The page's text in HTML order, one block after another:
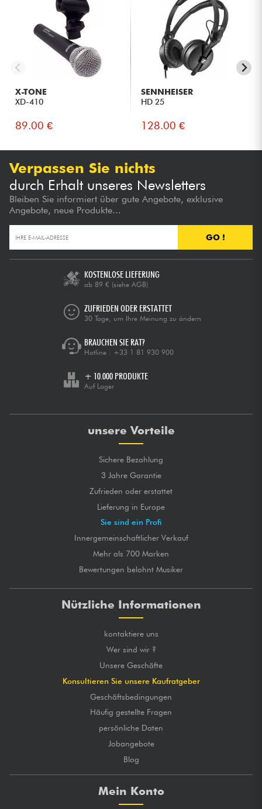
X-TONE
XD-410
89.00 €
SENNHEISER
HD 25
128.00 €
Verpassen Sie nichts
durch Erhalt unseres Newsletters
Bleiben Sie informiert über gute Angebote, exklusive
Angebote, neue Produkte...
GO !
KOSTENLOSE LIEFERUNG
ab 89 € (siehe AGB)
ZUFRIEDEN ODER ERSTATTET
30 Tage, um Ihre Meinung zu ändern
BRAUCHEN SIE RAT?
Hotline : +33 1 81 930 900
+ 10.000 PRODUKTE
Auf Lager
unsere Vorteile
Sichere Bezahlung
3 Jahre Garantie
Zufrieden oder erstattet
Lieferung in Europe
Sie sind ein Profi
Innergemeinschaftlicher Verkauf
Mehr als 700 Marken
Bewertungen belohnt Musiker
Nützliche Informationen
kontaktiere uns
Wer sind wir ?
Unsere Geschäfte
Konsultieren Sie unsere Kaufratgeber
Geschäftsbedingungen
Häufig gestellte Fragen
persönliche Daten
Jobangebote
Blog
Mein Konto